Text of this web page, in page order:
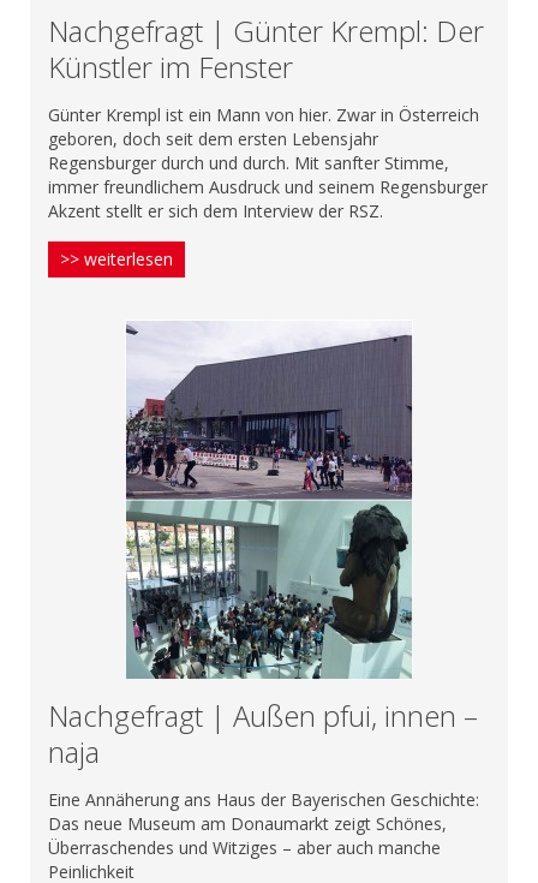
Nachgefragt | Günter Krempl: Der
Künstler im Fenster
Günter Krempl ist ein Mann von hier. Zwar in Österreich
geboren, doch seit dem ersten Lebensjahr
Regensburger durch und durch. Mit sanfter Stimme,
immer freundlichem Ausdruck und seinem Regensburger
Akzent stellt er sich dem Interview der RSZ.
>> weiterlesen
Nachgefragt | Außen pfui, innen –
naja
Eine Annäherung ans Haus der Bayerischen Geschichte:
Das neue Museum am Donaumarkt zeigt Schönes,
Überraschendes und Witziges – aber auch manche
Peinlichkeit